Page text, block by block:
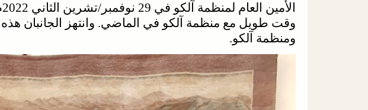
وقت طويل مع منظمة آلكو في الماضي. وانتهز الجانبان هذه
ومنظمة آلكو.